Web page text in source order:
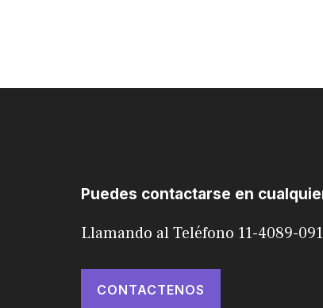
Puedes contactarse en
Llamando al Teléfono 11-4089-
CONTACTENOS